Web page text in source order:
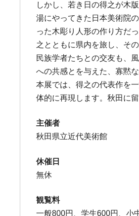
しかし、若き日の得之が木
湯にやってきた日本美術院
った木彫り人形の作り方だ
之とともに県内を旅し、そ
民族学者たちとの交友も、
への共感とを与えた、寡黙
本展では、得之の代表作を
体的に再現します。秋田に
主催者
秋田県立近代美術館
休催日
無休
観覧料
一般800円、学生600円、小